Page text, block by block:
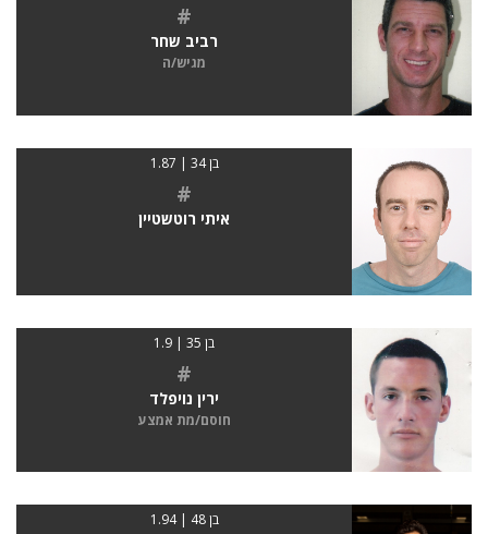
#
רביב שחר
מגיש/ה
בן 34 | 1.87
#
איתי רוטשטיין
בן 35 | 1.9
#
ירין נויפלד
חוסם/מת אמצע
בן 48 | 1.94